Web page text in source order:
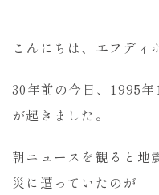
こんにちは、エフディ
30年前の今日、1995
が起きました。
朝ニュースを観ると地
災に遭っていたのが